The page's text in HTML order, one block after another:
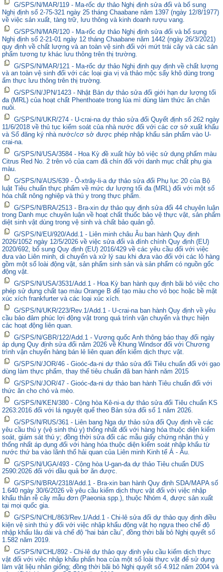
G/SPS/N/MAR/119 - Ma-rốc dự thảo Nghị định sửa đổi và bổ sung
Nghị định số 2-75-321 ngày 25 tháng Chaabane năm 1397 (ngày 12/8/1977)
về việc sản xuất, tàng trữ, lưu thông và kinh doanh rượu vang.
G/SPS/N/MAR/120 - Ma-rốc dự thảo Nghị định sửa đổi và bổ sung
Nghị định số 2-21-01 ngày 12 tháng Chaabane năm 1442 (ngày 26/3/2021)
quy định về chất lượng và an toàn vệ sinh đối với mứt trái cây và các sản
phẩm tương tự khác lưu thông trên thị trường.
G/SPS/N/MAR/121 - Ma-rốc dự thảo Nghị định quy định về chất lượng
và an toàn vệ sinh đối với các loại gia vị và thảo mộc sấy khô dùng trong
ẩm thực lưu thông trên thị trường.
G/SPS/N/JPN/1423 - Nhật Bản dự thảo sửa đổi giới hạn dư lượng tối
đa (MRL) của hoạt chất Phenthoate trong lúa mì dùng làm thức ăn chăn
nuôi.
G/SPS/N/UKR/274 - U-crai-na dự thảo sửa đổi Quyết định số 262 ngày
11/6/2018 về thủ tục kiểm soát của nhà nước đối với các cơ sở xuất khẩu
và Sổ đăng ký nhà nước/cơ sở được phép nhập khẩu sản phẩm vào U-
crai-na.
G/SPS/N/USA/3584 - Hoa Kỳ đề xuất hủy bỏ việc sử dụng phẩm màu
Citrus Red No. 2 trên vỏ của cam đã chín đối với danh mục chất phụ gia
màu.
G/SPS/N/AUS/639 - Ô-xtrây-li-a dự thảo sửa đổi Phụ lục 20 của Bộ
luật Tiêu chuẩn thực phẩm về mức dư lượng tối đa (MRL) đối với một số
hóa chất nông nghiệp và thú y trong thực phẩm.
G/SPS/N/BRA/2513 - Bra-xin dự thảo quy định sửa đổi 44 chuyên luận
trong Danh mục chuyên luận về hoạt chất thuốc bảo vệ thực vật, sản phẩm
diệt sinh vật dùng trong vệ sinh và chất bảo quản gỗ.
G/SPS/N/EU/920/Add.1 - Liên minh châu Âu ban hành Quy định
2026/1052 ngày 12/5/2026 về việc sửa đổi và đính chính Quy định (EU)
2020/692, bổ sung Quy định (EU) 2016/429 về các yêu cầu đối với việc
đưa vào Liên minh, di chuyển và xử lý sau khi đưa vào đối với các lô hàng
gồm một số loài động vật, sản phẩm sinh sản và sản phẩm có nguồn gốc
động vật.
G/SPS/N/USA/3531/Add.1 - Hoa Kỳ ban hành quy định bãi bỏ việc cho
phép sử dụng chất tạo màu Orange B để tạo màu cho vỏ bọc hoặc bề mặt
xúc xích frankfurter và các loại xúc xích.
G/SPS/N/UKR/223/Rev.1/Add.1 - U-crai-na ban hành Quy định về yêu
cầu bảo đảm phúc lợi động vật trong quá trình vận chuyển và thực hiện
các hoạt động liên quan.
G/SPS/N/GBR/122/Add.1 - Vương quốc Anh thông báo thay đổi ngày
áp dụng Quy định sửa đổi năm 2026 về Khung Windsor đối với Chương
trình vận chuyển hàng bán lẻ liên quan đến kiểm dịch thực vật.
G/SPS/N/JOR/46 - Gioóc-đa-ni dự thảo sửa đổi Tiêu chuẩn đối với gạo
dùng làm thực phẩm, thay thế tiêu chuẩn đã ban hành năm 2015
G/SPS/N/JOR/47 - Gioóc-đa-ni dự thảo ban hành Tiêu chuẩn đối với
thức ăn cho chó và mèo.
G/SPS/N/KEN/380 - Cộng hòa Kê-ni-a dự thảo sửa đổi Tiêu chuẩn KS
2263:2016 đối với lá nguyệt quế theo Bản sửa đổi số 1 năm 2026.
G/SPS/N/RUS/361 - Liên bang Nga dự thảo sửa đổi Quy định về các
yêu cầu thú y (vệ sinh thú y) thống nhất đối với hàng hóa thuộc diện kiểm
soát, giám sát thú y; đồng thời sửa đổi các mẫu giấy chứng nhận thú y
thống nhất áp dụng đối với hàng hóa thuộc diện kiểm soát nhập khẩu từ
nước thứ ba vào lãnh thổ hải quan của Liên minh Kinh tế Á - Âu.
G/SPS/N/UGA/493 - Cộng hòa U-gan-đa dự thảo Tiêu chuẩn DUS
2590:2026 đối với dầu quả bơ ăn được.
G/SPS/N/BRA/2318/Add.1 - Bra-xin ban hành Quy định SDA/MAPA số
1.640 ngày 30/6/2026 về yêu cầu kiểm dịch thực vật đối với việc nhập
khẩu thân rễ cây mẫu đơn (Paeonia spp.), thuộc Nhóm 4, được sản xuất
tại mọi quốc gia.
G/SPS/N/CHL/863/Rev.1/Add.1 - Chi-lê sửa đổi dự thảo quy định điều
kiện vệ sinh thú y đối với việc nhập khẩu động vật họ ngựa theo chế độ
nhập khẩu lâu dài và chế độ “hai bán cầu”, đồng thời bãi bỏ Nghị quyết số
1.582 năm 2019.
G/SPS/N/CHL/892 - Chi-lê dự thảo quy định yêu cầu kiểm dịch thực
vật đối với việc nhập khẩu phấn hoa của một số loài thực vật để sử dụng
làm vật liệu nhân giống; đồng thời bãi bỏ Nghị quyết số 4.912 năm 2004 và